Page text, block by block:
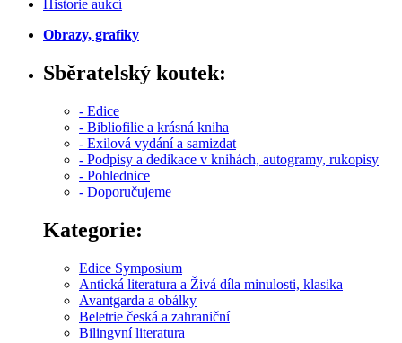
Historie aukcí
Obrazy, grafiky
Sběratelský koutek:
- Edice
- Bibliofilie a krásná kniha
- Exilová vydání a samizdat
- Podpisy a dedikace v knihách, autogramy, rukopisy
- Pohlednice
- Doporučujeme
Kategorie:
Edice Symposium
Antická literatura a Živá díla minulosti, klasika
Avantgarda a obálky
Beletrie česká a zahraniční
Bilingvní literatura